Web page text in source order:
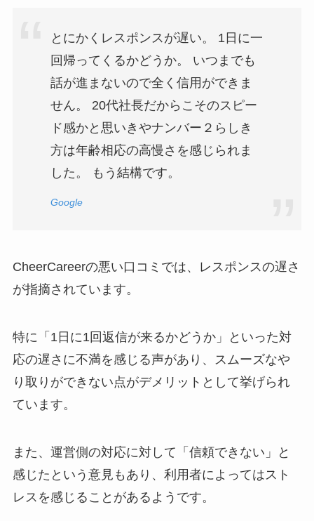
とにかくレスポンスが遅い。 1日に一
回帰ってくるかどうか。 いつまでも
話が進まないので全く信用ができま
せん。 20代社長だからこそのスピー
ド感かと思いきやナンバー２らしき
方は年齢相応の高慢さを感じられま
した。 もう結構です。
Google
CheerCareerの悪い口コミでは、レスポンスの遅さ
が指摘されています。
特に「1日に1回返信が来るかどうか」といった対
応の遅さに不満を感じる声があり、スムーズなや
り取りができない点がデメリットとして挙げられ
ています。
また、運営側の対応に対して「信頼できない」と
感じたという意見もあり、利用者によってはスト
レスを感じることがあるようです。